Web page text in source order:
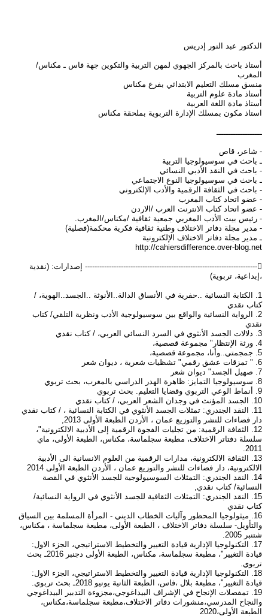
الدكتور عبد النور إدريس
أستاذ باحث بالمركز الجهوي لمهن التربية والتكوين جهة فاس ـ مكناس/
المغرب
منسق مسلك التعليم الابتدائي بفرع مكناس
أستاذ مادة علوم التربية
أستاذ مادة اللغة العربية
استاذ مكون بمسلك الإدارة التربوية بملحقة مكناس
ـــــــــــــــــــ
- شاعر، قاص
ـ باحث في سوسيولوجيا التربية
- باحث في النقد الأدبي النسائي
ـ باحث في سوسيولوجيا النوع الاجتماعي
- باحث في الثقافة الرقمية والأدب الإلكتروني
- عضو اتحاد كتاب المغرب
- عضو اتحاد كتاب الانترنت العرب /الاردن
- رئيس بيت الأدب المغربي جمعية ثقافية /مكناس/المغرب.
- مدير مجلة دفاتر الاختلاف وطنية ثقافية فكرية محكمة(فصلية)
ـ مدير مجلة دفاتر الاختلاف الإلكترونية
http://cahiersdifference.over-blog.net
------------------------------------------------------------------------ إصدارات: (نقدية
،إبداعية، تربوية)
1. الكتابة النسائية ..حفرية في الأنساق الدالة..الأنوثة ..الجسد..الهوية، /
كتاب نقدي
2. الرواية النسائية والواقع بين سوسيولوجية الأدب ونظرية التلقي/ كتاب
نقدي
3. دلالات الجسد الأنثوي في السرد النسائي العربي، / كتاب نقدي
4. ورثة الإنتظار" مجموعة قصصية،
5. جمجمتي..وأنا، مجموعة قصصية،
6. " تمزقات عشق رقمي" تشظيات شعرية ، ديوان شعر
7. صهيل الجسد" ديوان شعر
8. سوسيولوجيا التمايز: ظاهرة الهدر الدراسي بالمغرب، بحث تربوي
9. أنماط الوعي التربوي وقضايا التعليم. بحث تربوي
10. الجسد المؤنث في وجدان الشعر العربي، / كتاب نقدي
11. النقد الجندري: تمثلات الجسد الأنثوي في الكتابة النسائية ، / كتاب نقدي
دار فضاءات للنشر والتوزيع عمان ، الأردن الطبعة الأولى 2013,
12. الثقافة الرقمية: من تجليات الفجوة الرقمية إلى الأدبية الالكترونية"،
سلسلة دفتاتر الاختلاف، مطبعة سجلماسة، مكناس، الطبعة الأولى، ماي
2011.
13. الثقافة الالكترونية، مدارات الرقمية من العلوم الانسانية الى الأدبية
الالكترونية، دار فضاءات للنشر والتوزيع عمان ، الأردن الطبعة الأولى 2014
14. النقد الجندري: التمثلاث السوسيولوجية للجسد الأنثوي في القصة
النسائية/ كتاب نقدي,
15. النقد الجندري: التمثلات الثقافية للجسد الأنثوي في الرواية النسائية/
كتاب نقدي
16. ميثولوجيا المحظور وآليات الخطاب الديني - المرأة المسلمة بين السياق
والتأويل- سلسلة دفاتر الاختلاف ، الطبعة الأولى، مطبعة سجلماسة ، مكناس،
شتنبر 2005.
17. التكنولوجيا الإدارية قيادة التغيير والتخطيط الاستراتيجي، الجزء الاول:
قيادة التغيير"، مطبعة سجلماسة، مكناس، الطبعة الأولى دجنبر 2016ـ بحث
تربوي.
18. التكنولوجيا الإدارية قيادة التغيير والتخطيط الاستراتيجي، الجزء الاول:
قيادة التغيير"، مطبعة بلال ،فاس، الطبعة الثانية يونيو 2018ـ بحث تربوي.
19. تمفصلات الإنجاح في الإشراف البيداغوجي،مجزوءة التدبير البيداغوجي
والنجاح المدرسي،منشورات دفاتر الاختلاف،مطبعة سجلماسة،مكناس،
الطبعة الأولى،2020